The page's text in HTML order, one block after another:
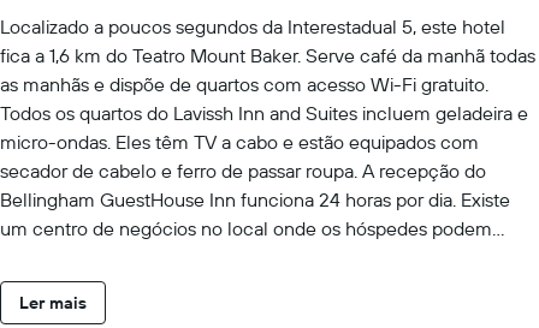
Localizado a poucos segundos da Interestadual 5, este hotel
fica a 1,6 km do Teatro Mount Baker. Serve café da manhã todas
as manhãs e dispõe de quartos com acesso Wi-Fi gratuito.
Todos os quartos do Lavissh Inn and Suites incluem geladeira e
micro-ondas. Eles têm TV a cabo e estão equipados com
secador de cabelo e ferro de passar roupa. A recepção do
Bellingham GuestHouse Inn funciona 24 horas por dia. Existe
um centro de negócios no local onde os hóspedes podem
Today gratuitos. O serviço de observação de baleias Island
Mariner fica a 3,9 km do hotel. O Aeroporto Internacional de
Ler mais